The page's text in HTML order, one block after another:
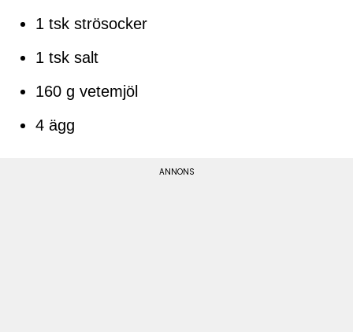
1 tsk strösocker
1 tsk salt
160 g vetemjöl
4 ägg